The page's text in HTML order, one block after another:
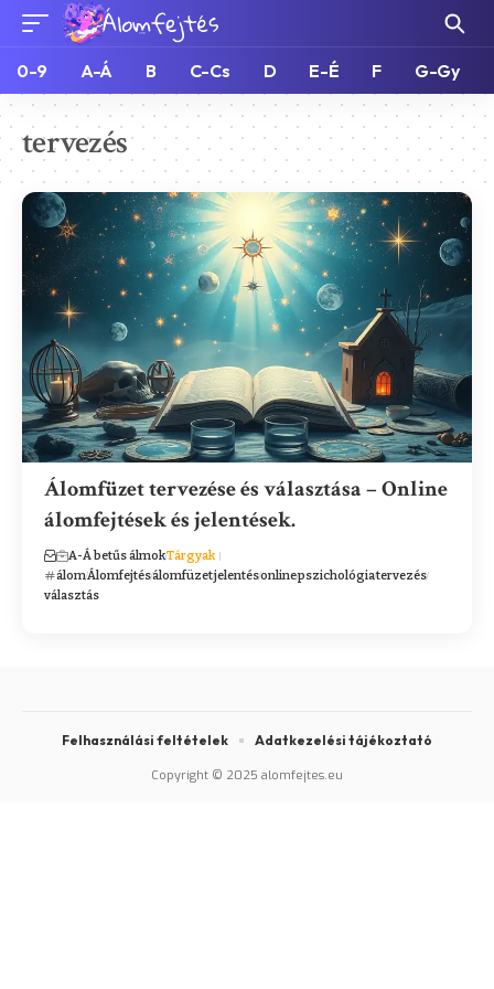
0-9 A-Á B C-Cs D E-É F G-Gy
tervezés
Álomfüzet tervezése és választása – Online
álomfejtések és jelentések.
A-Á betűs álmokTárgyak
álomÁlomfejtésálomfüzetjelentésonlinepszichológiatervezés
választás
Copyright © 2025 alomfejtes.eu
Felhasználási feltételek Adatkezelési tájékoztató